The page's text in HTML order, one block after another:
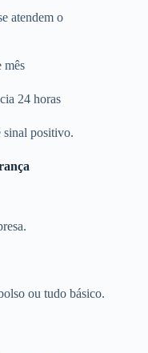
atendem o
mês
24 horas
sinal positivo.
ou tudo básico.